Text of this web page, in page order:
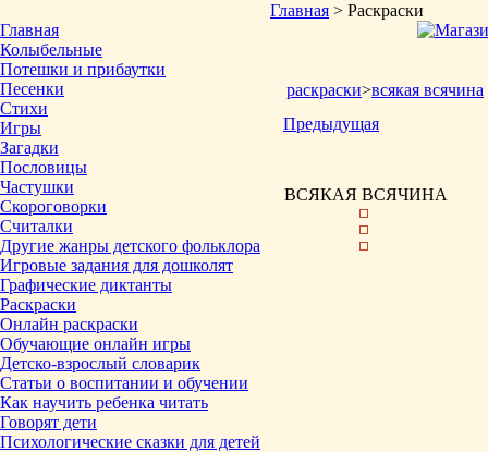
Главная
Колыбельные
Потешки и прибаутки
Песенки
Стихи
Игры
Загадки
Пословицы
Частушки
Скороговорки
Считалки
Другие жанры детского фольклора
Игровые задания для дошколят
Графические диктанты
Раскраски
Онлайн раскраски
Обучающие онлайн игры
Детско-взрослый словарик
Статьи о воспитании и обучении
Как научить ребенка читать
Говорят дети
Психологические сказки для детей
Главная > Раскраски
раскраски>всякая всячина
Предыдущая
ВСЯКАЯ ВСЯЧИНА